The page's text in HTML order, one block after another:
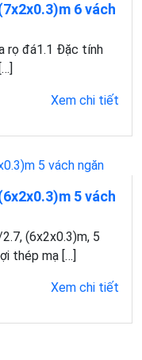
6 vách
rọ đá1.1 Đặc tính
Xem chi tiết
5 vách
(6x2x0.3)m, 5
thép mạ […]
Xem chi tiết